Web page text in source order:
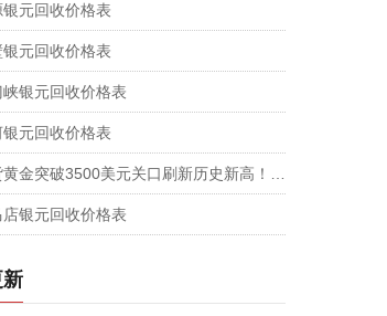
元回收价格表
元回收价格表
峡银元回收价格表
元回收价格表
银元回收价格表